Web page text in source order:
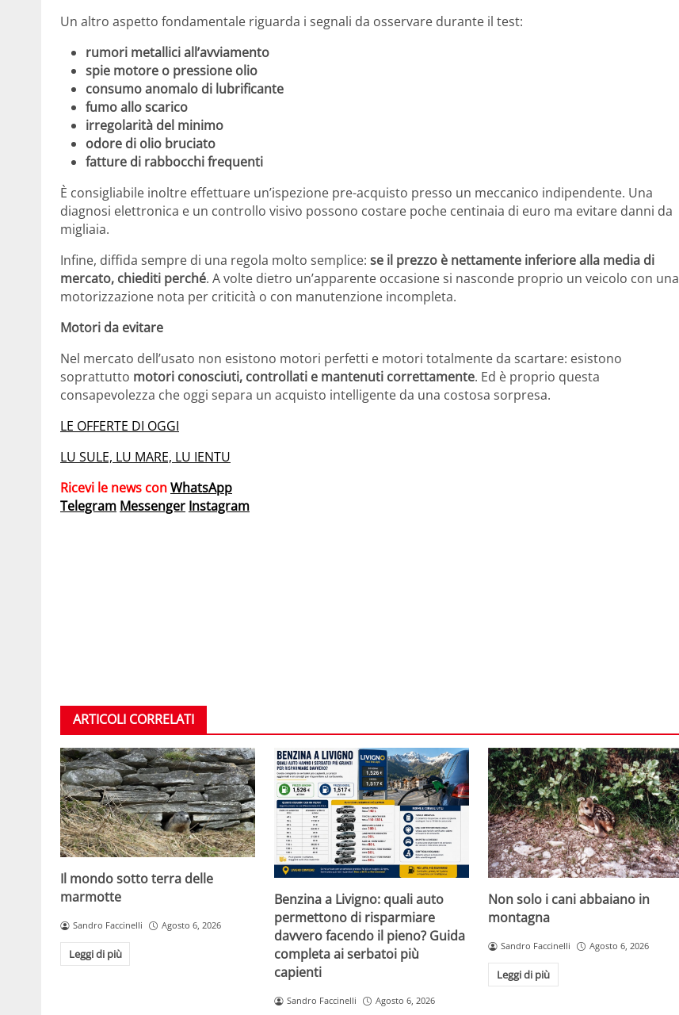
Un altro aspetto fondamentale riguarda i segnali da osservare durante il test:
rumori metallici all’avviamento
spie motore o pressione olio
consumo anomalo di lubrificante
fumo allo scarico
irregolarità del minimo
odore di olio bruciato
fatture di rabbocchi frequenti
È consigliabile inoltre effettuare un’ispezione pre-acquisto presso un meccanico indipendente. Una
diagnosi elettronica e un controllo visivo possono costare poche centinaia di euro ma evitare danni da
migliaia.
Infine, diffida sempre di una regola molto semplice: se il prezzo è nettamente inferiore alla media di
mercato, chiediti perché. A volte dietro un’apparente occasione si nasconde proprio un veicolo con una
motorizzazione nota per criticità o con manutenzione incompleta.
Motori da evitare
Nel mercato dell’usato non esistono motori perfetti e motori totalmente da scartare: esistono
soprattutto motori conosciuti, controllati e mantenuti correttamente. Ed è proprio questa
consapevolezza che oggi separa un acquisto intelligente da una costosa sorpresa.
LE OFFERTE DI OGGI
LU SULE, LU MARE, LU IENTU
Ricevi le news conWhatsApp
Telegram Messenger Instagram
ARTICOLI CORRELATI
Il mondo sotto terra delle
marmotte
Sandro Faccinelli Agosto 6, 2026
Leggi di più
Benzina a Livigno: quali auto
permettono di risparmiare
davvero facendo il pieno? Guida
completa ai serbatoi più
capienti
Sandro Faccinelli Agosto 6, 2026
Non solo i cani abbaiano in
montagna
Sandro Faccinelli Agosto 6, 2026
Leggi di più